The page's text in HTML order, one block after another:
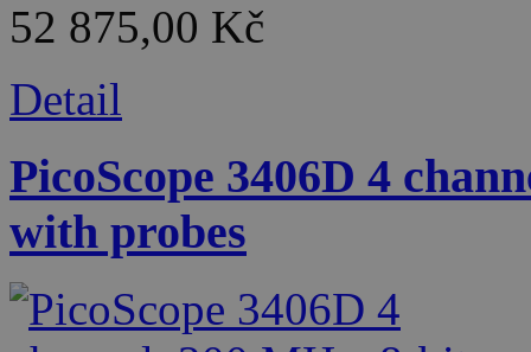
52 875,00 Kč
Detail
PicoScope 3406D 4
with probes